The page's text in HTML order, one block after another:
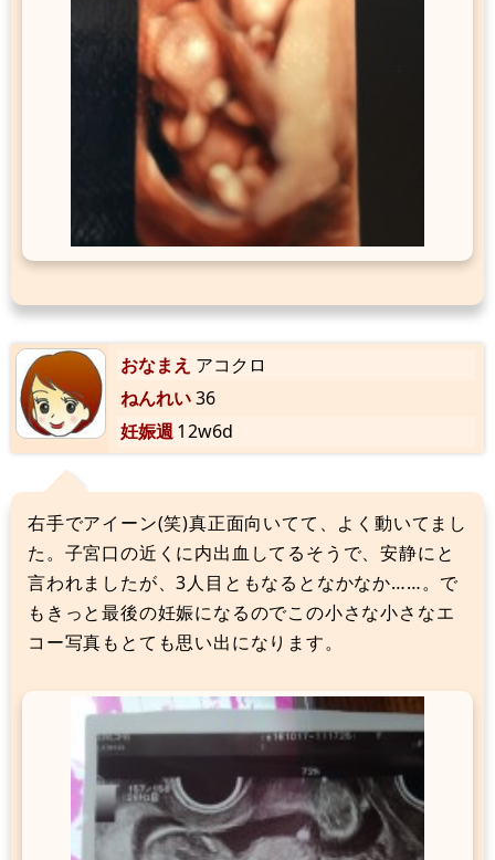
おなまえ アコクロ
ねんれい36
妊娠週12w6d
右手でアイーン(笑)真正面向いてて、よく動いてまし
た。子宮口の近くに内出血してるそうで、安静にと
言われましたが、3人目ともなるとなかなか……。で
もきっと最後の妊娠になるのでこの小さな小さなエ
コー写真もとても思い出になります。